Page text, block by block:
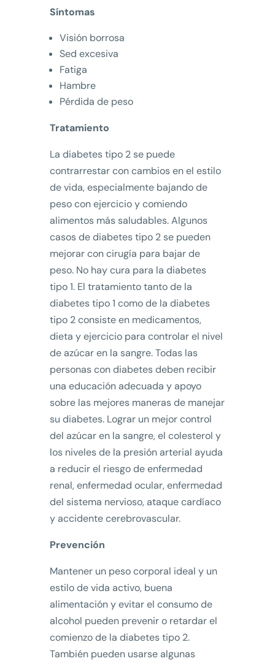
Síntomas
Visión borrosa
Sed excesiva
Fatiga
Hambre
Pérdida de peso
Tratamiento
La diabetes tipo 2 se puede
contrarrestar con cambios en el estilo
de vida, especialmente bajando de
peso con ejercicio y comiendo
alimentos más saludables. Algunos
casos de diabetes tipo 2 se pueden
mejorar con cirugía para bajar de
peso. No hay cura para la diabetes
tipo 1. El tratamiento tanto de la
diabetes tipo 1 como de la diabetes
tipo 2 consiste en medicamentos,
dieta y ejercicio para controlar el nivel
de azúcar en la sangre. Todas las
personas con diabetes deben recibir
una educación adecuada y apoyo
sobre las mejores maneras de manejar
su diabetes. Lograr un mejor control
del azúcar en la sangre, el colesterol y
los niveles de la presión arterial ayuda
a reducir el riesgo de enfermedad
renal, enfermedad ocular, enfermedad
del sistema nervioso, ataque cardíaco
y accidente cerebrovascular.
Prevención
Mantener un peso corporal ideal y un
estilo de vida activo, buena
alimentación y evitar el consumo de
alcohol pueden prevenir o retardar el
comienzo de la diabetes tipo 2.
También pueden usarse algunas